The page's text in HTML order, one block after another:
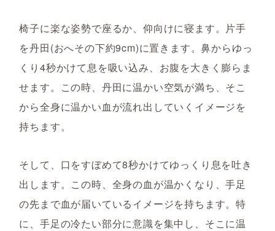
椅子に楽な姿勢で座るか、仰向けに寝ます。片手
を丹田(おへその下約9cm)に置きます。鼻からゆっ
くり4秒かけて息を吸い込み、お腹を大きく膨らま
せます。この時、丹田に温かい空気が満ち、そこ
から全身に温かい血が流れ出していくイメージを
持ちます。
そして、口をすぼめて8秒かけてゆっくり息を吐き
出します。この時、全身の血が温かくなり、手足
の先まで血が届いているイメージを持ちます。特
に、手足の冷たい部分に意識を集中し、そこに温